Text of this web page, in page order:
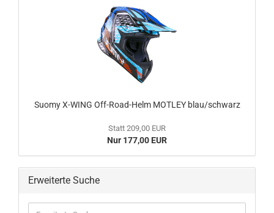
Suomy X-WING Off-Road-Helm MOTLEY blau/schwarz
Statt 209,00 EUR
Nur 177,00 EUR
Erweiterte Suche